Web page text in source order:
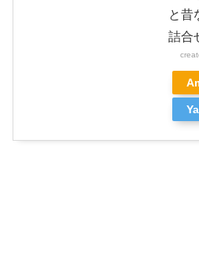
と昔
詰合